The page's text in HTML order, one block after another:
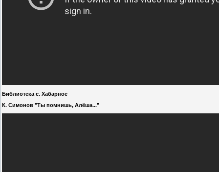
Библиотека с. Хабарное
К. Симонов "Ты помнишь, Алёша..."